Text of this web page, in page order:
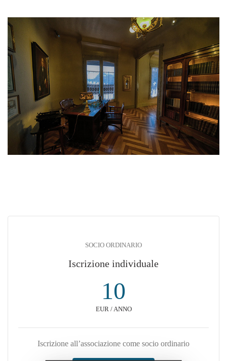
SOCIO ORDINARIO
Iscrizione individuale
10
EUR / ANNO
Iscrizione all’associazione come socio ordinario